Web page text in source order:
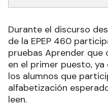
Durante el discurso
de la EPEP 460
pruebas Aprender
en el primer puesto,
los alumnos que
alfabetización
leen.